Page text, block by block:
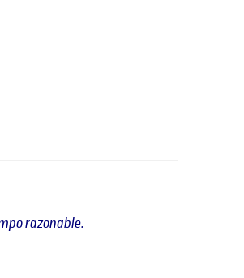
razonable.